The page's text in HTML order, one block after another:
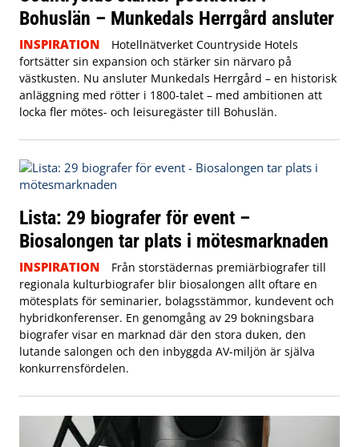
Bohuslän – Munkedals Herrgård ansluter
INSPIRATION
Hotellnätverket Countryside Hotels
fortsätter sin expansion och stärker sin närvaro på
västkusten. Nu ansluter Munkedals Herrgård – en historisk
anläggning med rötter i 1800-talet – med ambitionen att
locka fler mötes- och leisuregäster till Bohuslän.
Lista: 29 biografer för event –
Biosalongen tar plats i mötesmarknaden
INSPIRATION
Från storstädernas premiärbiografer till
regionala kulturbiografer blir biosalongen allt oftare en
mötesplats för seminarier, bolagsstämmor, kundevent och
hybridkonferenser. En genomgång av 29 bokningsbara
biografer visar en marknad där den stora duken, den
lutande salongen och den inbyggda AV-miljön är själva
konkurrensfördelen.